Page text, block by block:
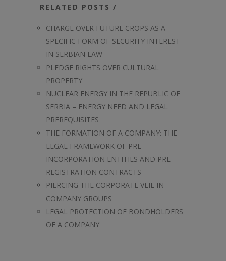
RELATED POSTS /
CHARGE OVER FUTURE CROPS AS A
SPECIFIC FORM OF SECURITY INTEREST
IN SERBIAN LAW
PLEDGE RIGHTS OVER CULTURAL
PROPERTY
NUCLEAR ENERGY IN THE REPUBLIC OF
SERBIA – ENERGY NEED AND LEGAL
PREREQUISITES
THE FORMATION OF A COMPANY: THE
LEGAL FRAMEWORK OF PRE-
INCORPORATION ENTITIES AND PRE-
REGISTRATION CONTRACTS
PIERCING THE CORPORATE VEIL IN
COMPANY GROUPS
LEGAL PROTECTION OF BONDHOLDERS
OF A COMPANY